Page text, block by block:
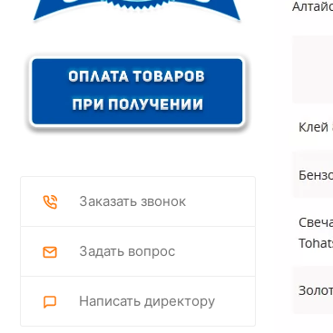
Заказать звонок
Задать вопрос
Написать директору